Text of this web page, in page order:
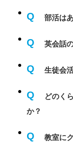
Q 部活は
Q 英会話
Q 生徒会
Q
どのく
か？
Q 教室に